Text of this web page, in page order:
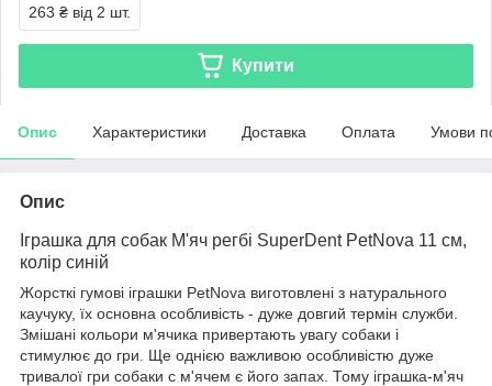
263 ₴ від 2 шт.
Купити
Опис Характеристики Доставка Оплата Умови
Опис
Іграшка для собак М'яч регбі SuperDent PetNova 11 см,
колір синій
Жорсткі гумові іграшки PetNova виготовлені з натурального
каучуку, їх основна особливість - дуже довгий термін служби.
Змішані кольори м'ячика привертають увагу собаки і
стимулює до гри. Ще однією важливою особливістю дуже
тривалої гри собаки c м'ячем є його запах. Тому іграшка-м'яч